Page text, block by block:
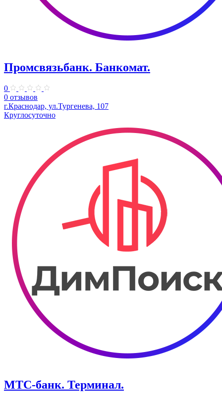
Промсвязьбанк. ​Банкомат.
0
0 отзывов
г.Краснодар, ул.Тургенева, 107
Круглосуточно
МТС-банк. Терминал.